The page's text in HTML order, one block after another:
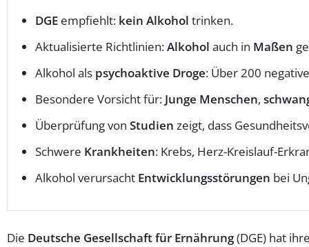
DGE empfiehlt: kein Alkohol trinken.
Aktualisierte Richtlinien:Alkohol auch in Maßen
Alkohol als psychoaktive Droge: Über 200
Besondere Vorsicht für: Junge Menschen,
Überprüfung von Studien zeigt, dass
Schwere Krankheiten: Krebs, Herz-Kreislauf-
Alkohol verursacht Entwicklungsstörungen bei
Die Deutsche Gesellschaft für Ernährung(DGE) hat